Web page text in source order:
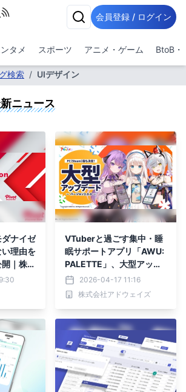
会員登録 / ログイン
タメ スポーツ アニメ・ゲーム BtoB・
検索 / UIデザイン
ニュース
ナイゼ
理由を
｜株式
VTuberと過ごす集中・睡
眠サポートアプリ「AWU:
PALETTE」、大型アップ
デートVer. 2.0.0を配信開
始。PC（Steam）向け無
料体験版もリリース決定
2026-04-17 11:16
株式会社アドウェイズ